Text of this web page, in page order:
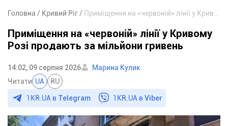
Головна Кривий Ріг
Приміщення на «червоній» лінії у Кривому
Розі продають за мільйони гривень
14:02, 09 серпня 2026
Марина Кулик
Читати UA RU
1KR.UA в Telegram 1KR.UA вViber